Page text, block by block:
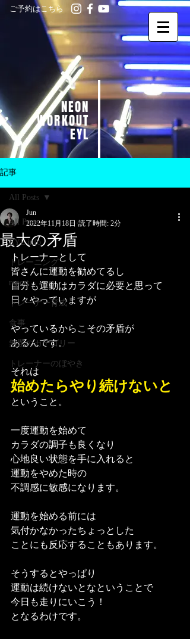
ご予約はこちら
NEON
WORKOUT
EYL
記事
All Posts
EYL info
トレーニング
report
トレーナー育成
食事
無題のカテゴリー
トレーナーのぼやき
All Posts
最大の矛盾
Jun
2022年11月18日 読了時間: 2分
トレーナーとして
皆さんに運動を勧めてるし
自分も運動はカラダに必要と思って
日々やっていますが
やっているからこその矛盾が
あるんです。
それは
始めたらやり続けないと
ということ。
一度運動を始めて
カラダの調子も良くなり
心地良い状態を手に入れると
運動をやめた時の
不調感に敏感になります。
運動を始める前には
気付かなかったちょっとした
ことにも反応することもあります。
そうするとやっぱり
運動は続けないとなということで
今日も走りにいこう！
となるわけです。